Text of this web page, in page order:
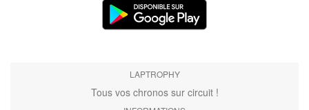
LAPTROPHY
Tous vos chronos sur circuit !